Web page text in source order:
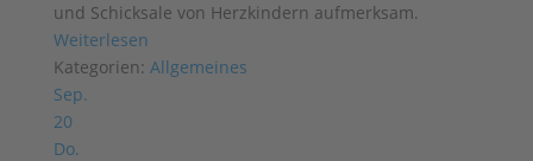
und Schicksale von Herzkindern aufmerksam.
Weiterlesen
Kategorien: Allgemeines
Sep.
20
Do.